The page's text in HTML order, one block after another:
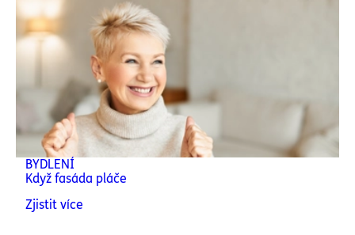
BYDLENÍ
Když fasáda pláče
Zjistit více